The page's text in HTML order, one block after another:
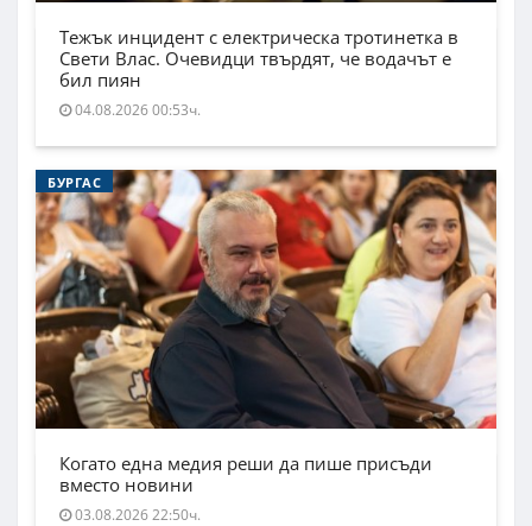
Тежък инцидент с електрическа тротинетка в
Свети Влас. Очевидци твърдят, че водачът е
бил пиян
04.08.2026 00:53ч.
БУРГАС
Когато една медия реши да пише присъди
вместо новини
03.08.2026 22:50ч.